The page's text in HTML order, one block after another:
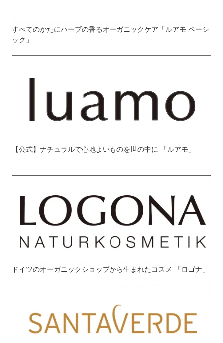
すべてのかたにハーブの香るオーガニックケア「ルアモ ベーシ
ック」
【公式】ナチュラルで心地よいものを世の中に 「ルアモ」
ドイツのオーガニックショップから生まれたコスメ 「ロゴナ」